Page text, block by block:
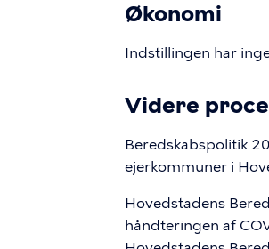
Økonomi
Indstillingen har
Videre
Beredskabspolitik
ejerkommuner i
Hovedstadens
håndteringen af